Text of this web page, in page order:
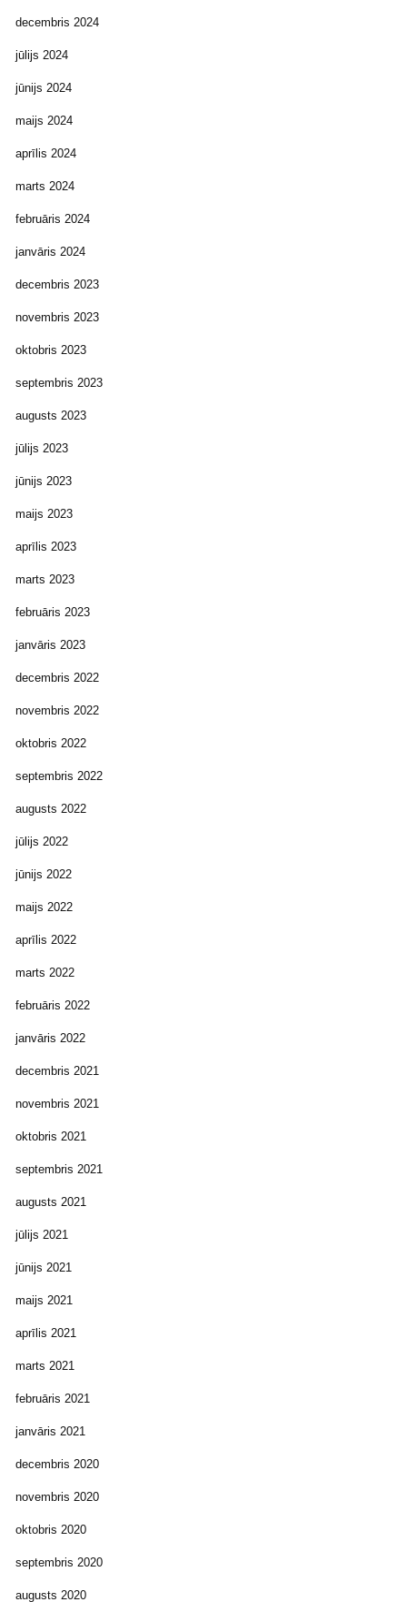
decembris 2024
jūlijs 2024
jūnijs 2024
maijs 2024
aprīlis 2024
marts 2024
februāris 2024
janvāris 2024
decembris 2023
novembris 2023
oktobris 2023
septembris 2023
augusts 2023
jūlijs 2023
jūnijs 2023
maijs 2023
aprīlis 2023
marts 2023
februāris 2023
janvāris 2023
decembris 2022
novembris 2022
oktobris 2022
septembris 2022
augusts 2022
jūlijs 2022
jūnijs 2022
maijs 2022
aprīlis 2022
marts 2022
februāris 2022
janvāris 2022
decembris 2021
novembris 2021
oktobris 2021
septembris 2021
augusts 2021
jūlijs 2021
jūnijs 2021
maijs 2021
aprīlis 2021
marts 2021
februāris 2021
janvāris 2021
decembris 2020
novembris 2020
oktobris 2020
septembris 2020
augusts 2020